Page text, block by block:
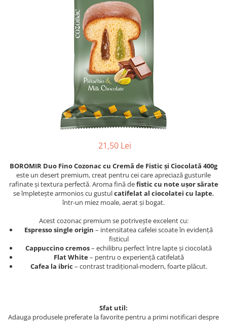
21,50 Lei
BOROMIR Duo Fino Cozonac cu Cremă de Fistic și Ciocolată 400g
este un desert premium, creat pentru cei care apreciază gusturile
rafinate și textura perfectă. Aroma fină defistic cu note ușor sărate
se împletește armonios cu gustulcatifelat al ciocolatei cu lapte,
într-un miez moale, aerat și bogat.
Acest cozonac premium se potrivește excelent cu:
Espresso single origin – intensitatea cafelei scoate în evidență
fisticul
Cappuccino cremos– echilibru perfect între lapte și ciocolată
Flat White– pentru o experiență catifelată
Cafea la ibric – contrast tradițional-modern, foarte plăcut.
Sfat util:
Adauga produsele preferate la favorite pentru a primi notificari despre